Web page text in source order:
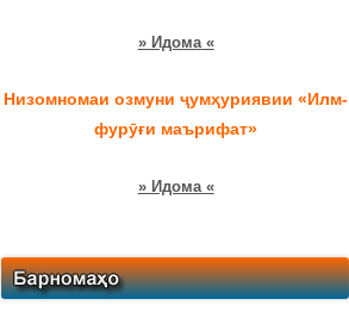
» Идома «
Низомномаи озмуни ҷумҳуриявии «Илм-
фурӯғи маърифат»
» Идома «